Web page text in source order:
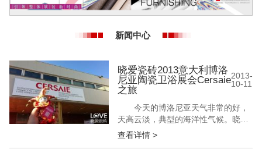
展位申请
集团展会
参展联络
新闻中心
晓爱瓷砖2013意大利博洛
尼亚陶瓷卫浴展会Cersaie
之旅
2013-
10-11
今天的博洛尼亚天气非常的好，
天高云淡，典型的海洋性气候。晓爱
的心情也格外的不错。晓爱带着小伙
查看详情 >